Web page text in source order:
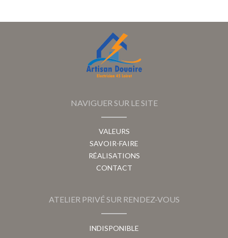
NAVIGUER SUR LE SITE
VALEURS
SAVOIR-FAIRE
RÉALISATIONS
CONTACT
ATELIER PRIVÉ SUR RENDEZ-VOUS
INDISPONIBLE